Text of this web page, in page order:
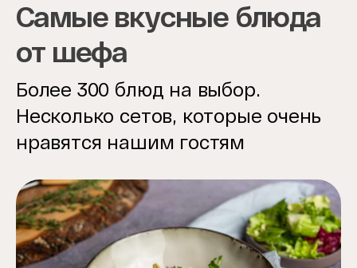
Самые вкусные блюда
от шефа
Более 300 блюд на выбор.
Несколько сетов, которые очень
нравятся нашим гостям